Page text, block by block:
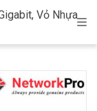
Vỏ Nhựa